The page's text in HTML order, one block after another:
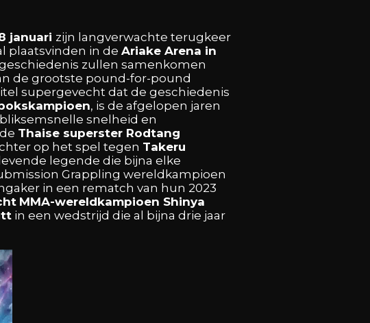
januari zijn langverwachte terugkeer
plaatsvinden in de Ariake Arena in
zullen samenkomen
de grootste pound-for-pound
supergevecht dat de geschiedenis
, is de afgelopen jaren
bliksemsnelle snelheid en
de Thaise superster Rodtang
op het spel tegen Takeru
levende legende die bijna elke
Grappling wereldkampioen
in een rematch van hun 2023
MMA-wereldkampioen Shinya
in een wedstrijd die al bijna drie jaar